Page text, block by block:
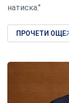
натиска."
ПРОЧЕТИ ОЩЕ